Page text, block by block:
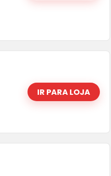
IR PARA LOJA